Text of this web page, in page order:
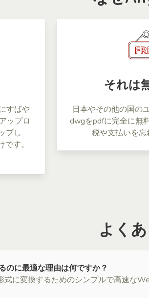
すばや
ップロ
プし
す。
それは
日本やその他の国の
dwgをpdfに完全に無
税や支払いを忘
よく
のに最適な理由は何ですか？
に変換するためのシンプルで高速な